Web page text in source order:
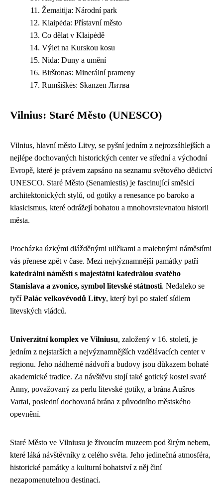
Žemaitija: Národní park
Klaipėda: Přístavní město
Co dělat v Klaipėdě
Výlet na Kurskou kosu
Nida: Duny a umění
Birštonas: Minerální prameny
Rumšiškės: Skanzen Литва
Vilnius: Staré Město (UNESCO)
Vilnius, hlavní město Litvy, se pyšní jedním z nejrozsáhlejších a
nejlépe dochovaných historických center ve střední a východní
Evropě, které je právem zapsáno na seznamu světového dědictví
UNESCO. Staré Město (Senamiestis) je fascinující směsicí
architektonických stylů, od gotiky a renesance po baroko a
klasicismus, které odrážejí bohatou a mnohovrstevnatou historii
města.
Procházka úzkými dlážděnými uličkami a malebnými náměstími
vás přenese zpět v čase. Mezi nejvýznamnější památky patří
katedrální náměstí s majestátní katedrálou svatého
Stanislava a zvonice, symbol litevské státnosti. Nedaleko se
tyčíPalác velkovévodů Litvy, který byl po staletí sídlem
litevských vládců.
Univerzitní komplex ve Vilniusu, založený v 16. století, je
jedním z nejstarších a nejvýznamnějších vzdělávacích center v
regionu. Jeho nádherné nádvoří a budovy jsou důkazem bohaté
akademické tradice. Za návštěvu stojí také gotický kostel svaté
Anny, považovaný za perlu litevské gotiky, a brána Aušros
Vartai, poslední dochovaná brána z původního městského
opevnění.
Staré Město ve Vilniusu je živoucím muzeem pod širým nebem,
které láká návštěvníky z celého světa. Jeho jedinečná atmosféra,
historické památky a kulturní bohatství z něj činí
nezapomenutelnou destinaci.